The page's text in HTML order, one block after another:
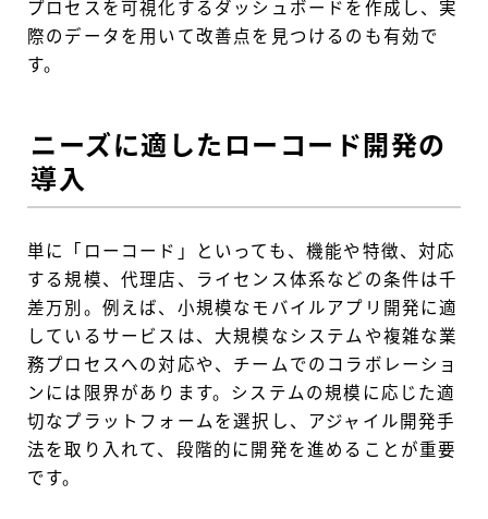
プロセスを可視化するダッシュボードを作成し、実
際のデータを用いて改善点を見つけるのも有効で
す。
ニーズに適したローコード開発の
導入
単に「ローコード」といっても、機能や特徴、対応
する規模、代理店、ライセンス体系などの条件は千
差万別。例えば、小規模なモバイルアプリ開発に適
しているサービスは、大規模なシステムや複雑な業
務プロセスへの対応や、チームでのコラボレーショ
ンには限界があります。システムの規模に応じた適
切なプラットフォームを選択し、アジャイル開発手
法を取り入れて、段階的に開発を進めることが重要
です。